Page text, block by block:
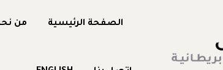
الصفحة الرئيسية من